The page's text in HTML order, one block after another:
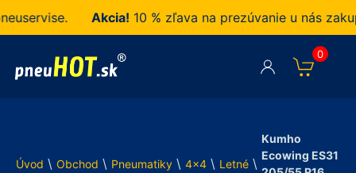
Akcia!10 % zľava na prezúvanie u nás
0
Úvod \ Obchod \ Pneumatiky \ 4x4 \ Letné \
Kumho
Ecowing ES31